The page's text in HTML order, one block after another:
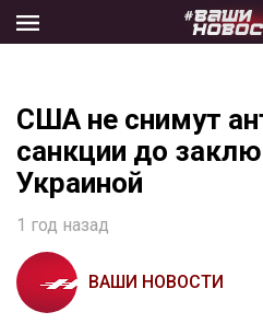
the
США не снимут
санкции до
Украиной
1 год назад
ВАШИ НОВОСТИ